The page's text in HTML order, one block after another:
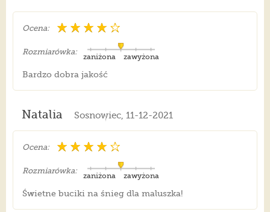
Ocena:
Rozmiarówka:
zawyżona
zaniżona
Bardzo dobra jakość
Natalia Sosnowiec, 11-12-2021
Ocena:
Rozmiarówka:
zawyżona
zaniżona
Świetne buciki na śnieg dla maluszka!